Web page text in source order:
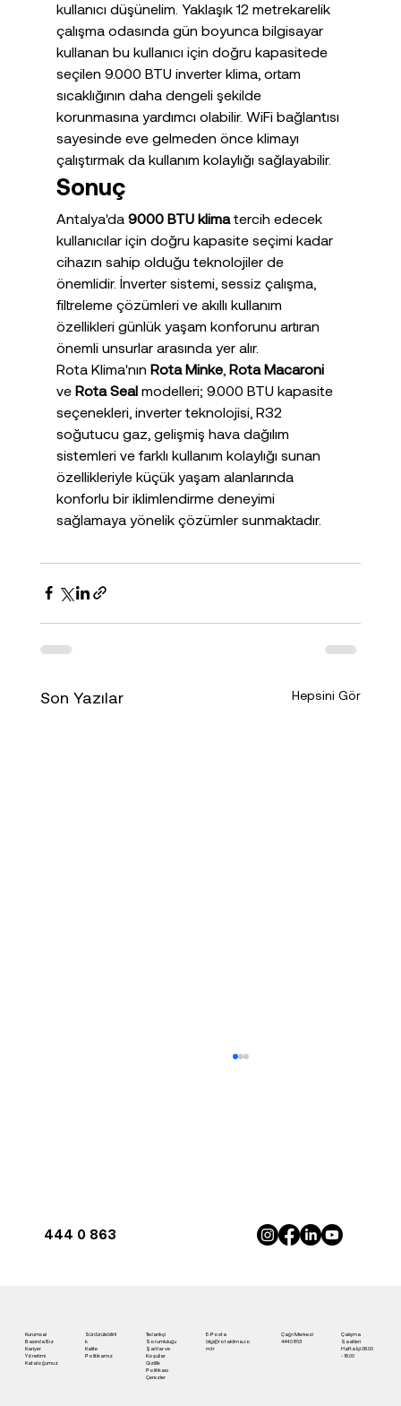
kullanıcı düşünelim. Yaklaşık 12 metrekarelik
çalışma odasında gün boyunca bilgisayar
kullanan bu kullanıcı için doğru kapasitede
seçilen 9.000 BTU inverter klima, ortam
sıcaklığının daha dengeli şekilde
korunmasına yardımcı olabilir. WiFi bağlantısı
sayesinde eve gelmeden önce klimayı
çalıştırmak da kullanım kolaylığı sağlayabilir.
Sonuç
Antalya'da 9000 BTU klima tercih edecek
kullanıcılar için doğru kapasite seçimi kadar
cihazın sahip olduğu teknolojiler de
önemlidir. İnverter sistemi, sessiz çalışma,
filtreleme çözümleri ve akıllı kullanım
özellikleri günlük yaşam konforunu artıran
önemli unsurlar arasında yer alır.
Rota Klima'nın Rota Minke, Rota Macaroni
ve Rota Seal modelleri; 9.000 BTU kapasite
seçenekleri, inverter teknolojisi, R32
soğutucu gaz, gelişmiş hava dağılım
sistemleri ve farklı kullanım kolaylığı sunan
özellikleriyle küçük yaşam alanlarında
konforlu bir iklimlendirme deneyimi
sağlamaya yönelik çözümler sunmaktadır.
Son Yazılar Hepsini Gör
444 0 863
Kurumsal
Basında Biz
Kariyer
Yönetimi
Kataloğumuz
Sürdürülebilirli
k
Kalite
Politikamız
Tedarikçi
Sorumluluğu
Şartlar ve
Koşullar
Gizlilik
Politikası
Çerezler
E-Posta
bilgi@rotaklima.co
m.tr
Çağrı Merkezi
444 0 863
Çalışma
Saatleri
Hafta İçi 08.00
- 18.00